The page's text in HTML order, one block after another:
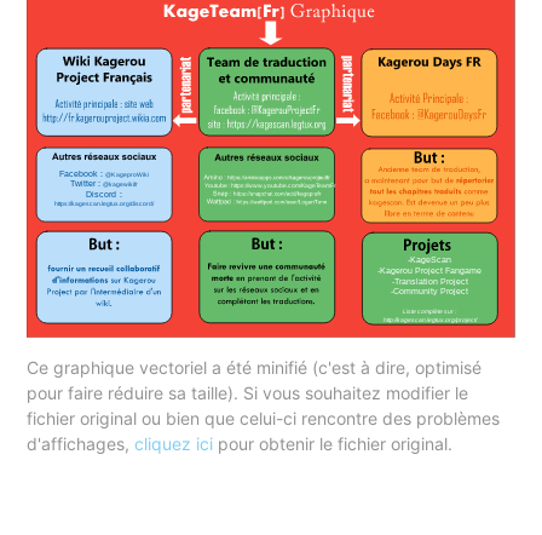
Ce graphique vectoriel a été minifié (c'est à dire, optimisé
pour faire réduire sa taille). Si vous souhaitez modifier le
fichier original ou bien que celui-ci rencontre des problèmes
d'affichages,cliquez ici pour obtenir le fichier original.